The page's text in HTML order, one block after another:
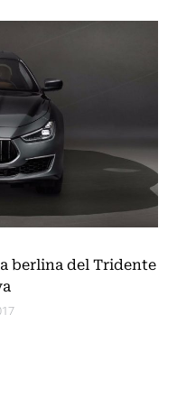
berlina del Tridente